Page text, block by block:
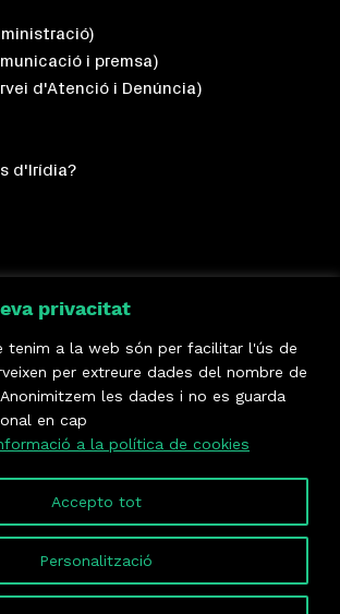
privacitat
tenim a la web són per facilitar l'ús de
per extreure dades del nombre de
les dades i no es guarda
en cap
a la política de cookies
Personalització
Accepto tot
i premsa)
d'Atenció i Denúncia)
d'Irídia?